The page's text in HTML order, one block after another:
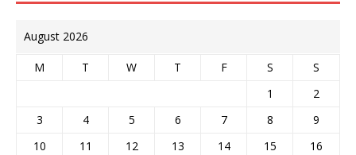
August 2026
M T W T F S
S
1
2
3
4 5 6 7 8
9
10
11 12 13 14 15
16